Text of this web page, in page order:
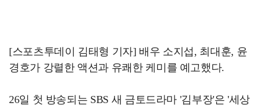
[스포츠투데이 김태형 기자] 배우 소지섭, 최대훈, 윤
경호가 강렬한 액션과 유쾌한 케미를 예고했다.
26일 첫 방송되는 SBS 새 금토드라마 '김부장'은 '세상